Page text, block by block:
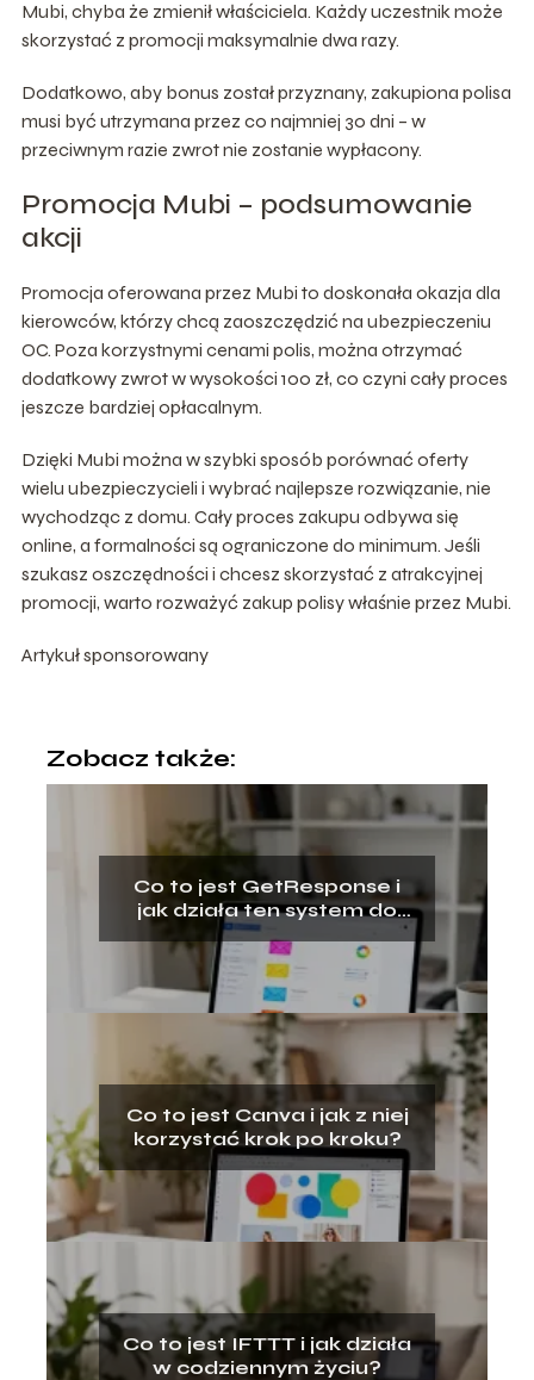
Mubi, chyba że zmienił właściciela. Każdy uczestnik może
skorzystać z promocji maksymalnie dwa razy.
Dodatkowo, aby bonus został przyznany, zakupiona polisa
musi być utrzymana przez co najmniej 30 dni – w
przeciwnym razie zwrot nie zostanie wypłacony.
Promocja Mubi – podsumowanie
akcji
Promocja oferowana przez Mubi to doskonała okazja dla
kierowców, którzy chcą zaoszczędzić na ubezpieczeniu
OC. Poza korzystnymi cenami polis, można otrzymać
dodatkowy zwrot w wysokości 100 zł, co czyni cały proces
jeszcze bardziej opłacalnym.
Dzięki Mubi można w szybki sposób porównać oferty
wielu ubezpieczycieli i wybrać najlepsze rozwiązanie, nie
wychodząc z domu. Cały proces zakupu odbywa się
online, a formalności są ograniczone do minimum. Jeśli
szukasz oszczędności i chcesz skorzystać z atrakcyjnej
promocji, warto rozważyć zakup polisy właśnie przez Mubi.
Artykuł sponsorowany
Zobacz także:
Co to jest GetResponse i
jak działa ten system do
e‑mail marketingu?
Co to jest Canva i jak z niej
korzystać krok po kroku?
Co to jest IFTTT i jak działa
w codziennym życiu?